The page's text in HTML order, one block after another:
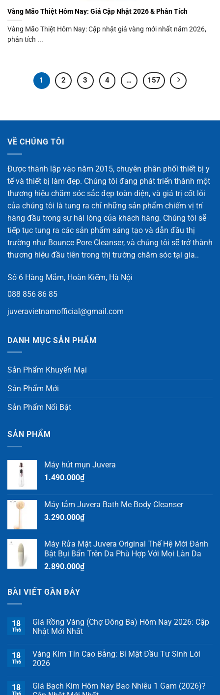
Vàng Mão Thiệt Hôm Nay: Giá Cập Nhật 2026 & Phân Tích
Vàng Mão Thiệt Hôm Nay: Cập nhật giá vàng mới nhất năm 2026,
phân tích ...
1 2 3 4 … 157
VỀ CHÚNG TÔI
Được thành lập vào năm 2015, chuyên phân phối thiết bị y
tế và thiết bị làm đẹp. Chúng tôi đang phát triển thành một
thương hiệu chăm sóc sắc đẹp toàn diện, và giá trị cốt lõi
của chúng tôi là tung ra chỉ những sản phẩm chiếm vị trí
hàng đầu trong sự hài lòng của khách hàng. Chúng tôi sẽ
tiếp tục tung ra các sản phẩm sáng tạo và dẫn đầu thị
trường như Bounce Pore Cleanser, và chúng tôi sẽ trở thành
thương hiệu đầu tiên trong thị trường chăm sóc tại gia..
Số 6 Hàng Mắm, Hoàn Kiếm, Hà Nội
088 856 86 85
juveravietnamofficial@gmail.com
DANH MỤC SẢN PHẨM
Sản Phẩm Khuyến Mại
Sản Phẩm Mới
Sản Phẩm Nổi Bật
SẢN PHẨM
Máy hút mụn Juvera
1.490.000₫
Máy tắm Juvera Bath Me Body Cleanser
3.290.000₫
Máy Rửa Mặt Juvera Original Thế Hệ Mới Đánh
Bật Bụi Bẩn Trên Da Phù Hợp Với Mọi Làn Da
2.890.000₫
BÀI VIẾT GẦN ĐÂY
18
Th6
Giá Rồng Vàng (Chợ Đông Ba) Hôm Nay 2026: Cập
Nhật Mới Nhất
18
Th6
Vàng Kim Tín Cao Bằng: Bí Mật Đầu Tư Sinh Lời
2026
18
Giá Bạch Kim Hôm Nay Bao Nhiêu 1 Gam (2026)?